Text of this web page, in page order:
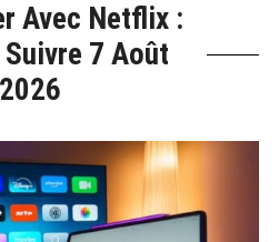
Avec Netflix :
7 Août
2026